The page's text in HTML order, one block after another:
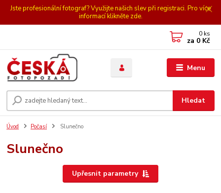
Jste profesionální fotograf? Využijte našich slev při registraci. Pro více
informací klikněte zde.
Menu
Hledat
0 ks
za 0 Kč
Úvod Počasí Slunečno
Slunečno
Upřesnit parametry